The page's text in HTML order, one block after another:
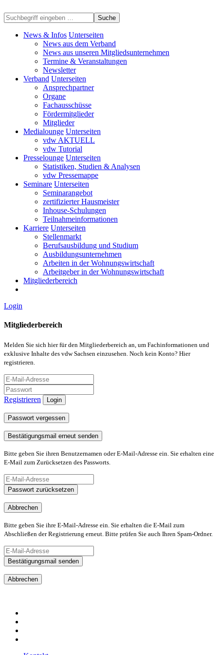
Suche
News & Infos Unterseiten
News aus dem Verband
News aus unseren Mitgliedsunternehmen
Termine & Veranstaltungen
Newsletter
Verband Unterseiten
Ansprechpartner
Organe
Fachausschüsse
Fördermitglieder
Mitglieder
Medialounge Unterseiten
vdw AKTUELL
vdw Tutorial
Presselounge Unterseiten
Statistiken, Studien & Analysen
vdw Pressemappe
Seminare Unterseiten
Seminarangebot
zertifizierter Hausmeister
Inhouse-Schulungen
Teilnahmeinformationen
Karriere Unterseiten
Stellenmarkt
Berufsausbildung und Studium
Ausbildungsunternehmen
Arbeiten in der Wohnungswirtschaft
Arbeitgeber in der Wohnungswirtschaft
Mitgliederbereich
Login
Mitgliederbereich
Melden Sie sich hier für den Mitgliederbereich an, um Fachinformationen und
exklusive Inhalte des vdw Sachsen einzusehen. Noch kein Konto? Hier
registrieren.
Registrieren Login
Passwort vergessen
Bestätigungsmail erneut senden
Bitte geben Sie ihren Benutzernamen oder E-Mail-Adresse ein. Sie erhalten eine
E-Mail zum Zurücksetzen des Passworts.
Passwort zurücksetzen
Abbrechen
Bitte geben Sie ihre E-Mail-Adresse ein. Sie erhalten die E-Mail zum
Abschließen der Registrierung erneut. Bitte prüfen Sie auch Ihren Spam-Ordner.
Bestätigungsmail senden
Abbrechen